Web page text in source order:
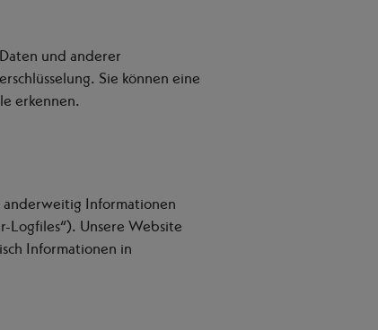
und anderer
Sie können eine
erkennen.
anderweitig Informationen
Logfiles“). Unsere Website
Informationen in